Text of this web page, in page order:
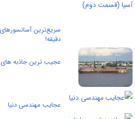
سریع‌ترین
دقیقه!
عجیب ترین جاذبه
عجایب مهندسی دنیا